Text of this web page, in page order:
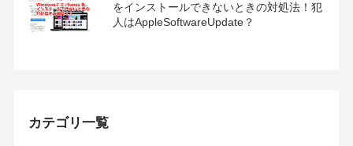
をインストールできないときの対処法！犯
人はAppleSoftwareUpdate？
カテゴリ一覧